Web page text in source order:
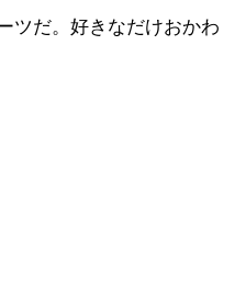
ツだ。好きなだけおかわ